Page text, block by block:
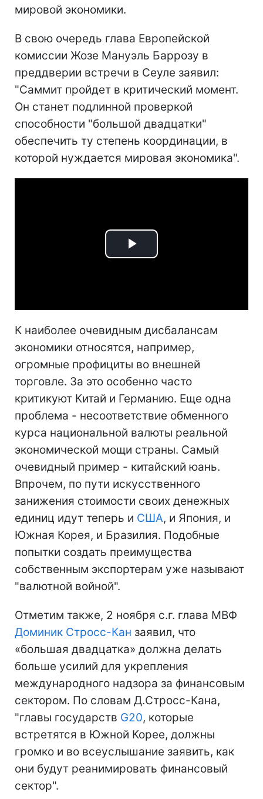
мировой экономики.
В свою очередь глава Европейской
комиссии Жозе Мануэль Баррозу в
преддверии встречи в Сеуле заявил:
"Саммит пройдет в критический момент.
Он станет подлинной проверкой
способности "большой двадцатки"
обеспечить ту степень координации, в
которой нуждается мировая экономика".
Play
К наиболее очевидным дисбалансам
экономики относятся, например,
огромные профициты во внешней
торговле. За это особенно часто
критикуют Китай и Германию. Еще одна
проблема - несоответствие обменного
курса национальной валюты реальной
экономической мощи страны. Самый
очевидный пример - китайский юань.
Впрочем, по пути искусственного
занижения стоимости своих денежных
единиц идут теперь и США, и Япония, и
Южная Корея, и Бразилия. Подобные
попытки создать преимущества
собственным экспортерам уже называют
"валютной войной".
Отметим также, 2 ноября с.г. глава МВФ
Доминик Стросс-Кан заявил, что
«большая двадцатка» должна делать
больше усилий для укрепления
международного надзора за финансовым
сектором. По словам Д.Стросс-Кана,
"главы государств G20, которые
встретятся в Южной Корее, должны
громко и во всеуслышание заявить, как
они будут реанимировать финансовый
сектор".